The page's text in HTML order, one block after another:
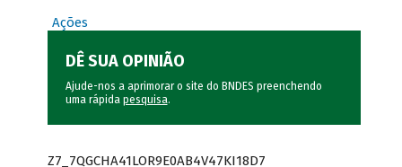
Ações
DÊ SUA OPINIÃO
Ajude-nos a aprimorar o site do BNDES preenchendo
uma rápida pesquisa.
Z7_7QGCHA41LOR9E0AB4V47KI18D7